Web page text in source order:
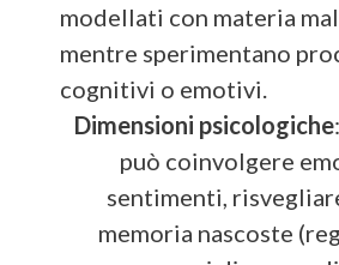
modellati con materia
mentre sperimentano
cognitivi o emotivi.
Dimensioni psicologiche
può coinvolgere
sentimenti,
memoria nascoste